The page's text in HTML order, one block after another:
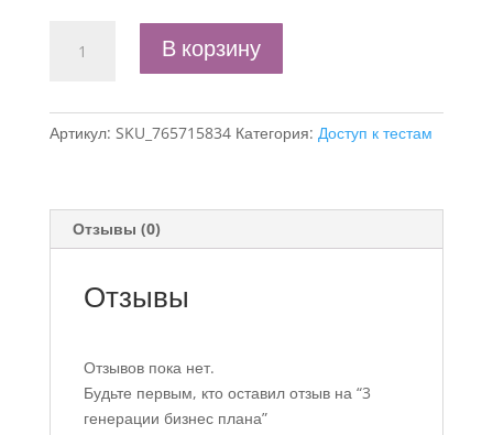
товара
генерации
бизнес
В корзину
Артикул: SKU_765715834 Категория: Доступ к тестам
Отзывы (0)
Отзывы
Отзывов пока нет.
Будьте первым, кто оставил отзыв на “3
генерации бизнес плана”